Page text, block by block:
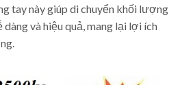
tay này giúp di chuyển khối lượng
và hiệu quả, mang lại lợi ích